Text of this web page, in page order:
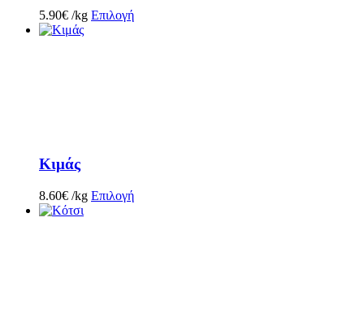
5.90€ /kg Επιλογή
Κιμάς
8.60€ /kg Επιλογή